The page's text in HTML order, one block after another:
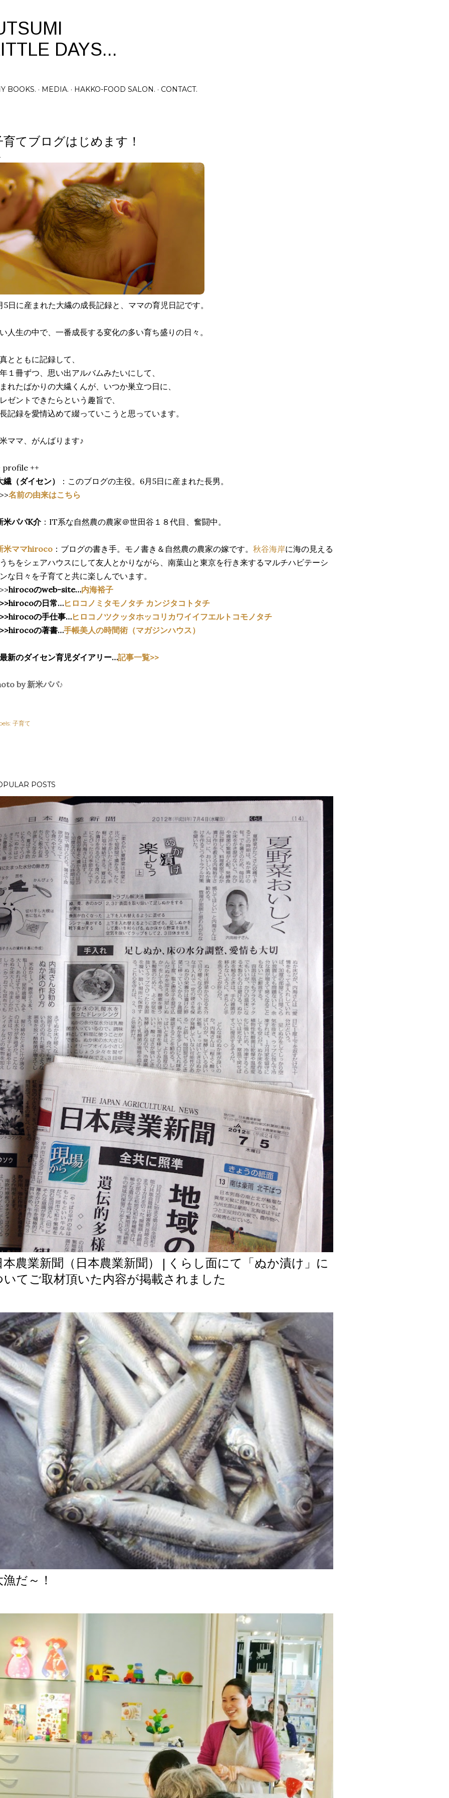
DAYS...
BOOKS. MEDIA. HAKKO-FOOD SALON. CONTACT.
育てブログはじめます！
5日に産まれた大繊の成長記録と、ママの育児日記です。
人生の中で、一番成長する変化の多い育ち盛りの日々。
とともに記録して、
１冊ずつ、思い出アルバムみたいにして、
れたばかりの大繊くんが、いつか巣立つ日に、
ゼントできたらという趣旨で、
記録を愛情込めて綴っていこうと思っています。
ママ、がんばります♪
profile ++
繊（ダイセン）
：このブログの主役。6月5日に産まれた長男。
名前の由来はこちら
米パパK介：IT系な自然農の農家＠世田谷１８代目、奮闘中。
米ママhiroco ：ブログの書き手。モノ書き＆自然農の農家の嫁です。 秋谷海岸に海の見える
ちをシェアハウスにして友人とかりながら、南葉山と東京を行き来するマルチハビテーシ
な日々を子育てと共に楽しんでいます。
hirocoのweb-site…内海裕子
hirocoの日常…ヒロコノミタモノタチ カンジタコトタチ
hirocoの手仕事…ヒロコノツクッタホッコリカワイイフエルトコモノタチ
hirocoの著書…手帳美人の時間術（マガジンハウス）
最新のダイセン育児ダイアリー…記事一覧>>
by 新米パパ♪
子育て
POSTS
本農業新聞（日本農業新聞） | くらし面にて「ぬか漬け」に
いてご取材頂いた内容が掲載されました
漁だ～！